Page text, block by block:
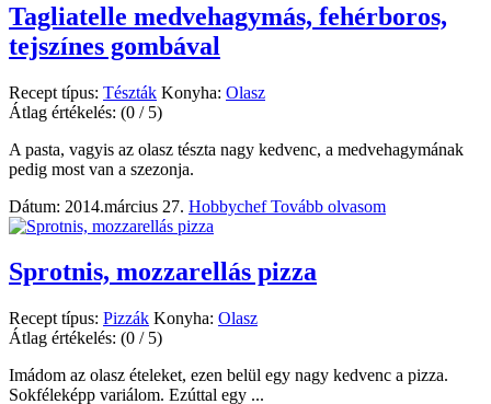
Tagliatelle medvehagymás, fehérboros,
tejszínes gombával
Recept típus: Tészták Konyha: Olasz
Átlag értékelés: (0 / 5)
A pasta, vagyis az olasz tészta nagy kedvenc, a medvehagymának
pedig most van a szezonja.
Dátum: 2014.március 27. HobbychefTovább olvasom
Sprotnis, mozzarellás pizza
Recept típus: Pizzák Konyha: Olasz
Átlag értékelés: (0 / 5)
Imádom az olasz ételeket, ezen belül egy nagy kedvenc a pizza.
Sokféleképp variálom. Ezúttal egy ...